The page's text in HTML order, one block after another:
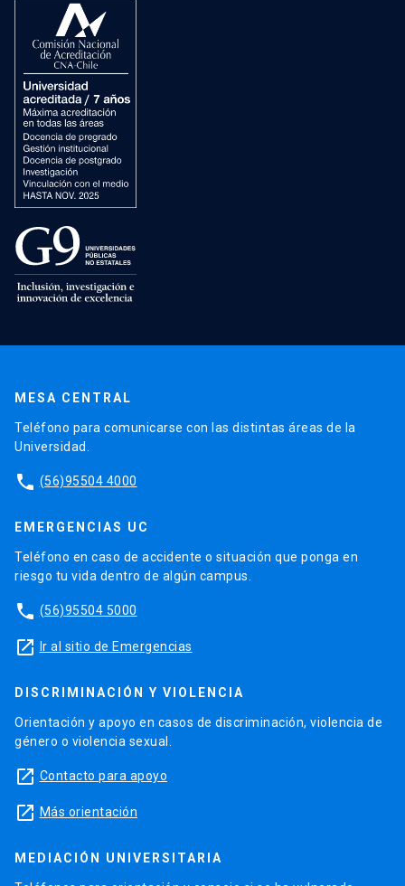
MESA CENTRAL
Teléfono para comunicarse con las distintas áreas de la
Universidad.
phone (56)95504 4000
EMERGENCIAS UC
Teléfono en caso de accidente o situación que ponga en
riesgo tu vida dentro de algún campus.
phone (56)95504 5000
launch Ir al sitio de Emergencias
DISCRIMINACIÓN Y VIOLENCIA
Orientación y apoyo en casos de discriminación, violencia de
género o violencia sexual.
launch Contacto para apoyo
launch Más orientación
MEDIACIÓN UNIVERSITARIA